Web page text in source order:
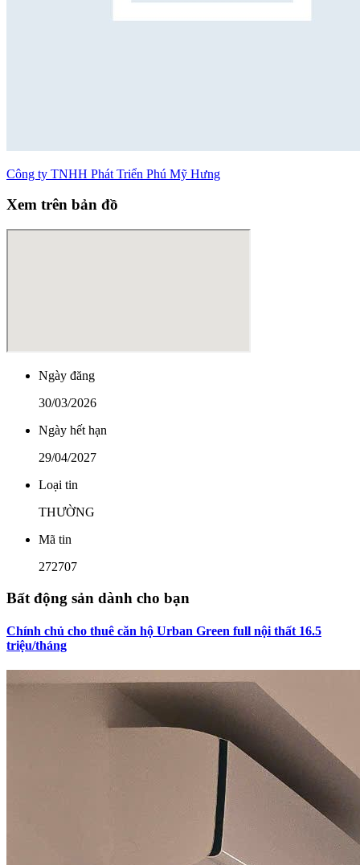
Công ty TNHH Phát Triển Phú Mỹ Hưng
Xem trên bản đồ
Ngày đăng
30/03/2026
Ngày hết hạn
29/04/2027
Loại tin
THƯỜNG
Mã tin
272707
Bất động sản dành cho bạn
Chính chủ cho thuê căn hộ Urban Green full nội thất 16.5
triệu/tháng